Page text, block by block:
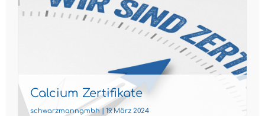
Calcium Zertifikate
schwarzmanngmbh | 19. März 2024